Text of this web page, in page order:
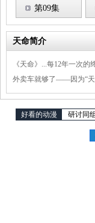
第09集
天命简介
《天命》...每12年一次
外卖车就够了——因为“天
好看的动漫 研讨同